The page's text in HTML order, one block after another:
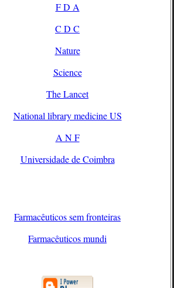
F D A
C D C
Nature
Science
The Lancet
National library medicine US
A N F
Universidade de Coimbra
Farmacêuticos sem fronteiras
Farmacêuticos mundi